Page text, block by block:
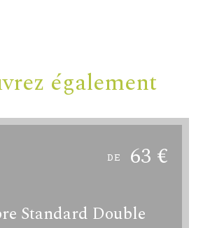
également
Standard Double
DE 63 €